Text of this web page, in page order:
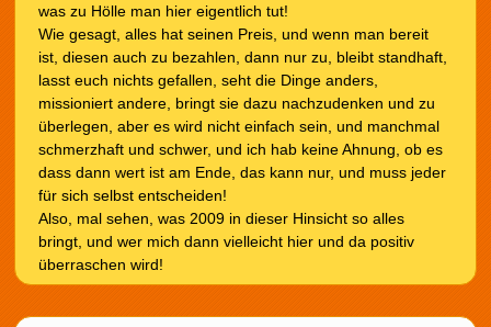
was zu Hölle man hier eigentlich tut!
Wie gesagt, alles hat seinen Preis, und wenn man bereit
ist, diesen auch zu bezahlen, dann nur zu, bleibt standhaft,
lasst euch nichts gefallen, seht die Dinge anders,
missioniert andere, bringt sie dazu nachzudenken und zu
überlegen, aber es wird nicht einfach sein, und manchmal
schmerzhaft und schwer, und ich hab keine Ahnung, ob es
dass dann wert ist am Ende, das kann nur, und muss jeder
für sich selbst entscheiden!
Also, mal sehen, was 2009 in dieser Hinsicht so alles
bringt, und wer mich dann vielleicht hier und da positiv
überraschen wird!